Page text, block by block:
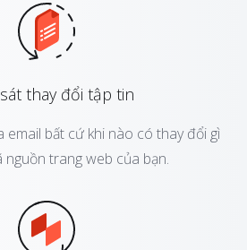
thay đổi tập tin
email bất cứ khi nào có thay đổi gì
trang web của bạn.